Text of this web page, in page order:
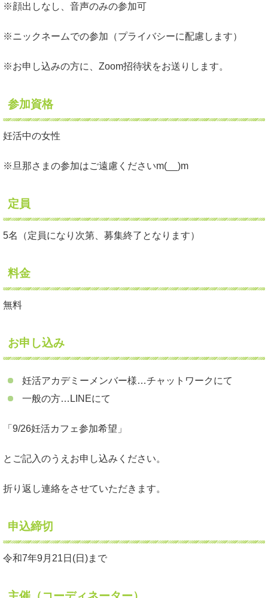
※顔出しなし、音声のみの参加可
※ニックネームでの参加（プライバシーに配慮します）
※お申し込みの方に、Zoom招待状をお送りします。
参加資格
妊活中の女性
※旦那さまの参加はご遠慮くださいm(__)m
定員
5名（定員になり次第、募集終了となります）
料金
無料
お申し込み
妊活アカデミーメンバー様…チャットワークにて
一般の方…LINEにて
「9/26妊活カフェ参加希望」
とご記入のうえお申し込みください。
折り返し連絡をさせていただきます。
申込締切
令和7年9月21日(日)まで